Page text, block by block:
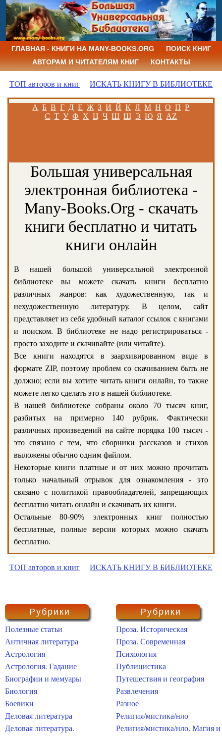
ГЛАВНАЯ - КНИГИ НА MANY-BOOKS.ORG
ПОИСК КНИГ
АВТОРАМ И ЧИТАТЕЛЯМ КНИГ
КОНТАКТЫ
ТОП авторов и книг ИСКАТЬ КНИГУ В БИБЛИОТЕКЕ
А Б В Г Д Е Ж З И Й К Л М Н О П Р
С Т У Ф Х Ц Ч Ш Щ Э Ю Я AZ
Большая универсальная
электронная библиотека -
Many-Books.Org - скачать
книги бесплатно и читать
книги онлайн
В нашей большой универсальной электронной
библиотеке вы можете скачать книги бесплатно
различных жанров: как художественную, так и
нехудожественную литературу. В целом, сайт
представляет из себя удобный каталог ссылок с книгами
и поиском. В библиотеке не надо регистрироваться -
просто заходите и скачивайте (или читайте).
Все книги находятся в заархивированном виде в
формате ZIP, поэтому проблем со скачиванием быть не
должно; если вы хотите читать книги онлайн, то также
можете легко сделать это в нашей библиотеке.
В нашей библиотеке собраны около 70 тысяч книг,
разбитых на примерно 140 рубрик. Фактически
различных произведений на сайте порядка 100 тысяч -
это связано с тем, что сборники рассказов и стихов
выложены обычно одним файлом.
Некоторые книги платные и от них можно прочитать
только начальный отрывок для ознакомления - это
связано с политикой правообладателей, запрещающих
бесплатно читать онлайн и скачивать их книги.
Остальные 80-90% электронных книг полностью
бесплатные, полные версии которых можно скачать
бесплатно.
ТОП авторов и книг ИСКАТЬ КНИГУ В БИБЛИОТЕКЕ
Рубрики
Полезные статьи
Античная литература
Астрология
Астрология. Гадание
Биографии и мемуары
Биология
Боевики
Деловая литература
Деловая литература.
Рубрики
Проза. Историческая
Проза. Современная
Психология
Публицистика
Путешествия и география
Развлечения
Разное
Религия/мистика/нло
Религия/мистика/нло. Магия и